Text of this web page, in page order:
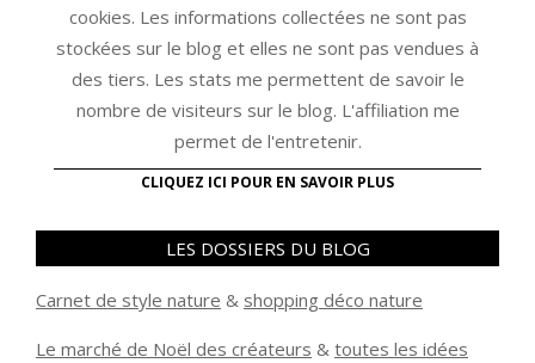
cookies. Les informations collectées ne sont pas
stockées sur le blog et elles ne sont pas vendues à
des tiers. Les stats me permettent de savoir le
nombre de visiteurs sur le blog. L'affiliation me
permet de l'entretenir.
CLIQUEZ ICI POUR EN SAVOIR PLUS
LES DOSSIERS DU BLOG
Carnet de style nature & shopping déco nature
Le marché de Noël des créateurs & toutes les idées